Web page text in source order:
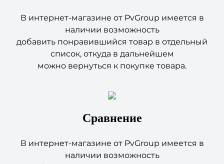
В интернет-магазине от PvGroup имеется в
наличии возможность
добавить понравившийся товар в отдельный
список, откуда в дальнейшем
можно вернуться к покупке товара.
Сравнение
В интернет-магазине от PvGroup имеется в
наличии возможность